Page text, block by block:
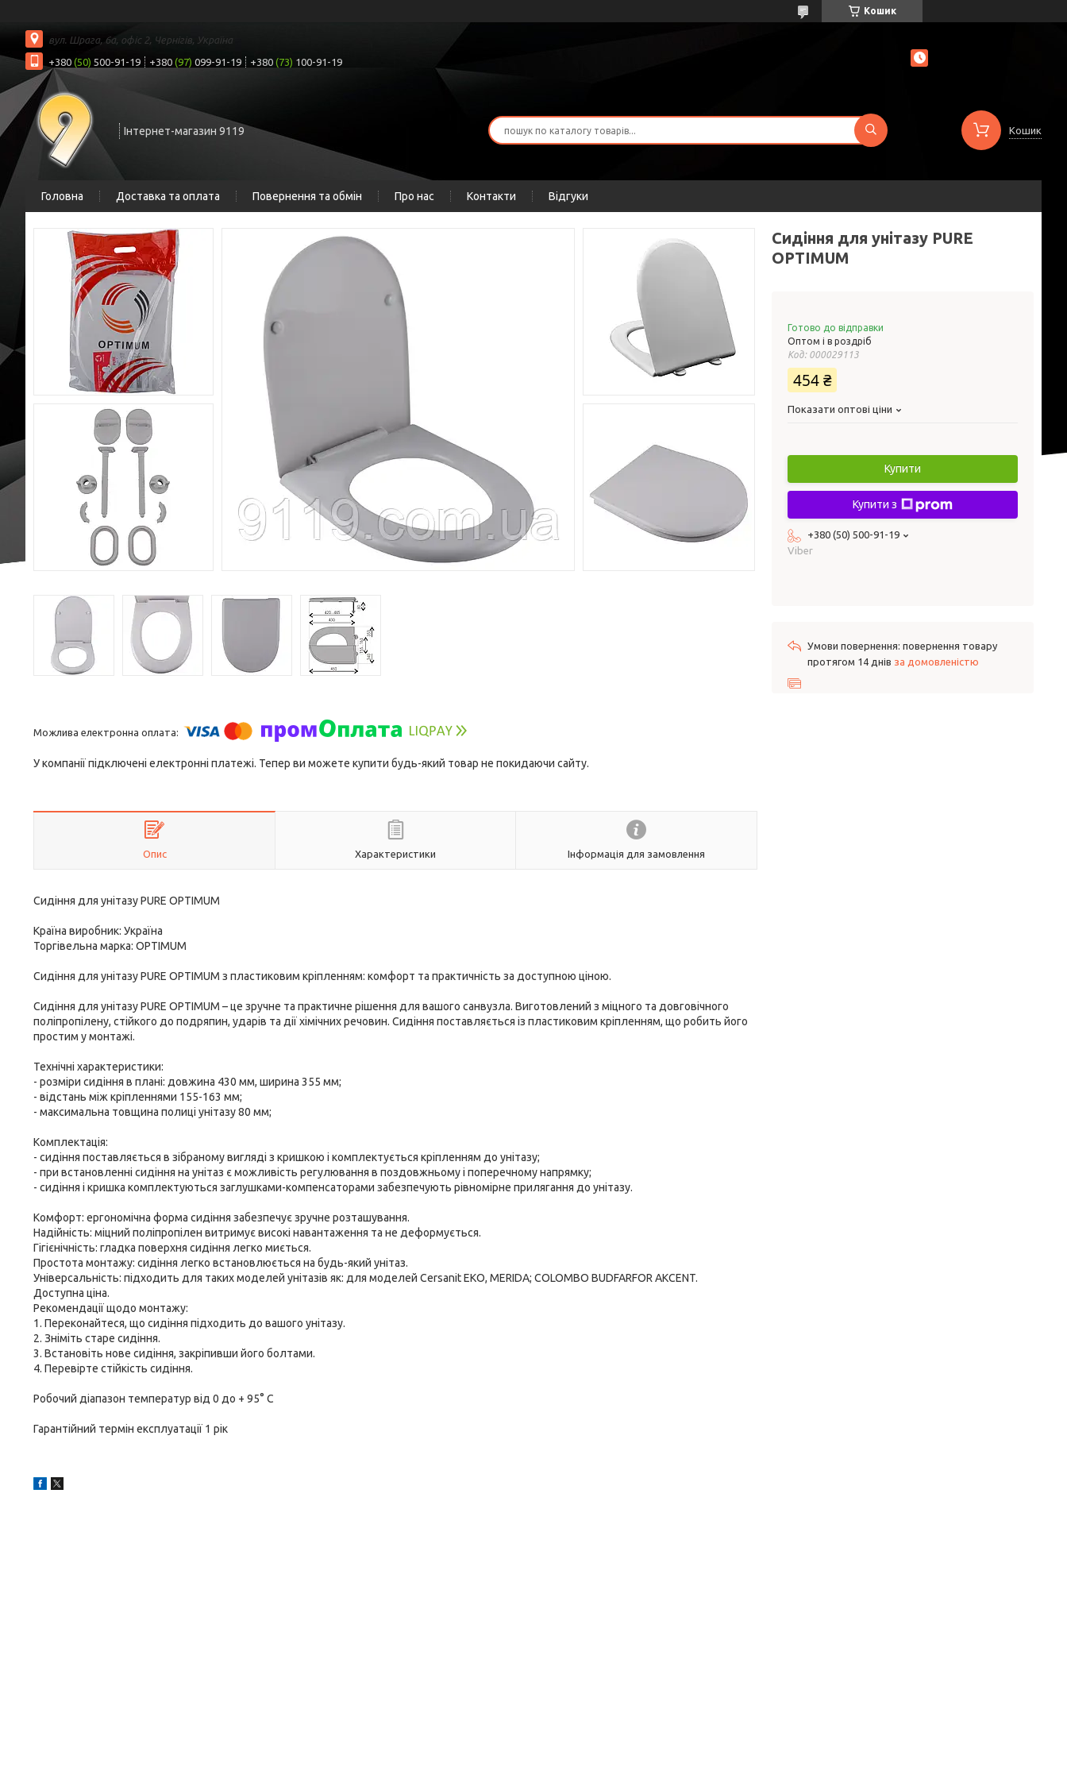
Кошик
вул. Шрага, 6а, офіс 2, Чернігів, Україна
+380 (50) 500-91-19 +380 (97) 099-91-19 +380 (73) 100-91-19
Інтернет-магазин 9119 Кошик
Головна Доставка та оплата Повернення та обмін Про нас Контакти Відгуки
У компанії підключені електронні платежі. Тепер ви можете купити будь-який товар не покидаючи сайту.
Опис Характеристики Інформація для замовлення
Сидіння для унітазу PURE OPTIMUM
Країна виробник: Україна
Торгівельна марка: OPTIMUM
Сидіння для унітазу PURE OPTIMUM з пластиковим кріпленням: комфорт та практичність за доступною ціною.
Сидіння для унітазу PURE OPTIMUM – це зручне та практичне рішення для вашого санвузла. Виготовлений з міцного та довговічного
поліпропілену, стійкого до подряпин, ударів та дії хімічних речовин. Сидіння поставляється із пластиковим кріпленням, що робить його
простим у монтажі.
Технічні характеристики:
- розміри сидіння в плані: довжина 430 мм, ширина 355 мм;
- відстань між кріпленнями 155-163 мм;
- максимальна товщина полиці унітазу 80 мм;
Комплектація:
- сидіння поставляється в зібраному вигляді з кришкою і комплектується кріпленням до унітазу;
- при встановленні сидіння на унітаз є можливість регулювання в поздовжньому і поперечному напрямку;
- сидіння і кришка комплектуються заглушками-компенсаторами забезпечують рівномірне прилягання до унітазу.
Комфорт: ергономічна форма сидіння забезпечує зручне розташування.
Надійність: міцний поліпропілен витримує високі навантаження та не деформується.
Гігієнічність: гладка поверхня сидіння легко миється.
Простота монтажу: сидіння легко встановлюється на будь-який унітаз.
Універсальність: підходить для таких моделей унітазів як: для моделей Cersanit EKO, MERIDA; COLOMBO BUDFARFOR AKCENT.
Доступна ціна.
Рекомендації щодо монтажу:
1. Переконайтеся, що сидіння підходить до вашого унітазу.
2. Зніміть старе сидіння.
3. Встановіть нове сидіння, закріпивши його болтами.
4. Перевірте стійкість сидіння.
Робочий діапазон температур від 0 до + 95° C
Гарантійний термін експлуатації 1 рік
Сидіння для унітазу PURE
OPTIMUM
Готово до відправки
Оптом і в роздріб
Код: 000029113
454 ₴
Показати оптові ціни
Купити
Купити з
+380 (50) 500-91-19
Viber
повернення товару
протягом 14 днів за домовленістю